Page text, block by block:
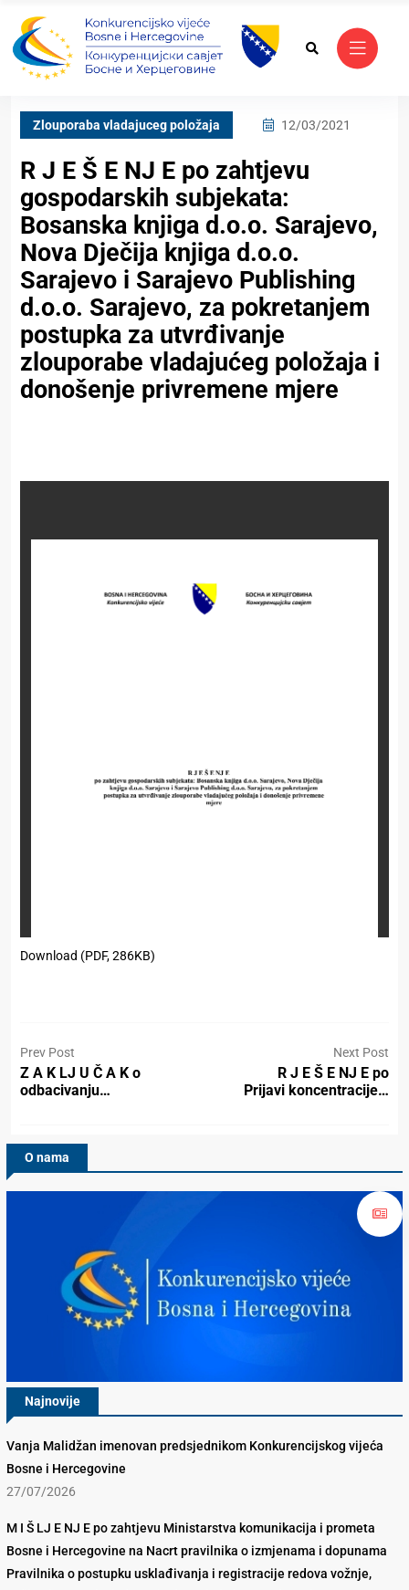
Zlouporaba vladajuceg položaja 12/03/2021
R J E Š E NJ E po zahtjevu
gospodarskih subjekata:
Bosanska knjiga d.o.o. Sarajevo,
Nova Dječija knjiga d.o.o.
Sarajevo i Sarajevo Publishing
d.o.o. Sarajevo, za pokretanjem
postupka za utvrđivanje
zlouporabe vladajućeg položaja i
donošenje privremene mjere
Download (PDF, 286KB)
Prev Post
Z A K LJ U Č A K o
odbacivanju…
Next Post
R J E Š E NJ E po
Prijavi koncentracije…
O nama
Najnovije
Vanja Malidžan imenovan predsjednikom Konkurencijskog vijeća
Bosne i Hercegovine
27/07/2026
M I Š LJ E NJ E po zahtjevu Ministarstva komunikacija i prometa
Bosne i Hercegovine na Nacrt pravilnika o izmjenama i dopunama
Pravilnika o postupku usklađivanja i registracije redova vožnje,